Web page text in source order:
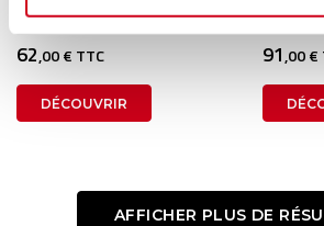
CITROEN C5 - 1 2004
62,00 € TTC
DÉCOUVRIR
91,00 €
AFFICHER PLUS DE